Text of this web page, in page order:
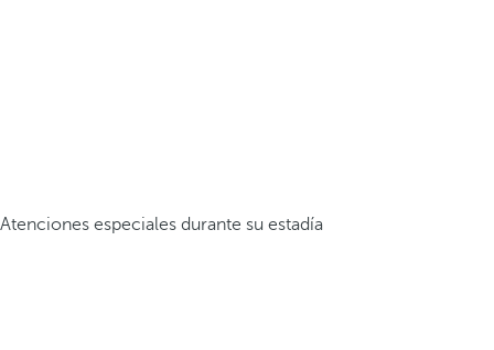
Atenciones especiales durante su estadía